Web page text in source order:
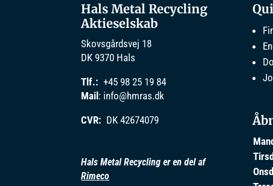
Hals Metal Recycling
Aktieselskab
Skovsgårdsvej 18
DK 9370 Hals
Tlf.: +45 98 25 19 84
Mail: info@hmras.dk
CVR: DK 42674079
Hals Metal Recycling er en del af
Rimeco